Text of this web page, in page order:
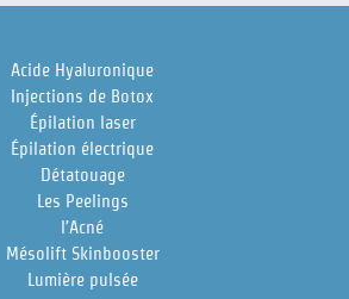
Acide Hyaluronique
Injections de Botox
Épilation laser
Épilation électrique
Détatouage
Les Peelings
l’Acné
Mésolift Skinbooster
Lumière pulsée